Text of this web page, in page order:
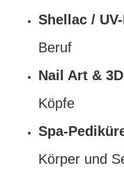
Shellac /
Beruf
Nail Art &
Köpfe
Spa-
Körper und